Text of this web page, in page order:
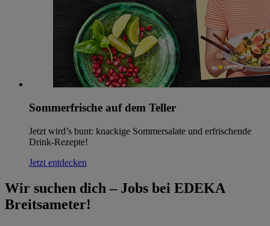
Sommerfrische auf dem Teller
Jetzt wird’s bunt: knackige Sommersalate und erfrischende
Drink-Rezepte!
Jetzt entdecken
Wir suchen dich – Jobs bei EDEKA
Breitsameter!